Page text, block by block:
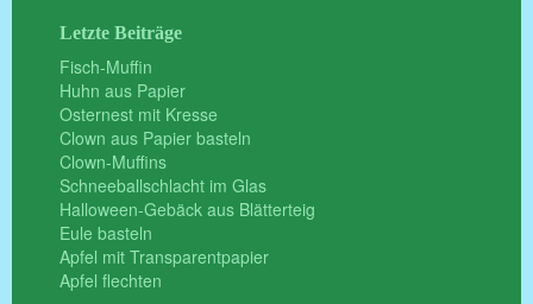
Letzte Beiträge
Fisch-Muffin
Huhn aus Papier
Osternest mit Kresse
Clown aus Papier basteln
Clown-Muffins
Schneeballschlacht im Glas
Halloween-Gebäck aus Blätterteig
Eule basteln
Apfel mit Transparentpapier
Apfel flechten